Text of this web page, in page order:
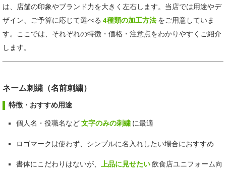
は、店舗の印象やブランド力を大きく左右します。当店では用途やデ
ザイン、ご予算に応じて選べる 4種類の加工方法 をご用意していま
す。ここでは、それぞれの特徴・価格・注意点をわかりやすくご紹介
します。
ネーム刺繍（名前刺繍）
特徴・おすすめ用途
個人名・役職名など文字のみの刺繍 に最適
ロゴマークは使わず、シンプルに名入れしたい場合におすすめ
書体にこだわりはないが、上品に見せたい飲食店ユニフォーム向